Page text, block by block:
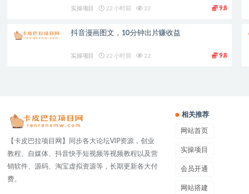
实操项目 22 小时前 22 9.8
抖音漫画图文，10分钟出片赚收益
实操项目 22 小时前 22 9.8
【卡皮巴拉项目网】同步各大论坛VIP资源，创业
教程、自媒体、抖音快手短视频等视频教程以及营
销软件、源码、淘宝虚拟资源等，长期更新各大付
费。
相关推荐
网站首页
实操项目
会员开通
网站搭建